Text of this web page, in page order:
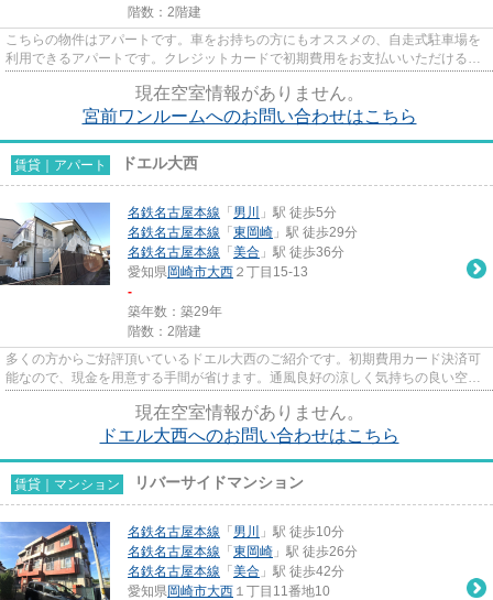
階数：2階建
こちらの物件はアパートです。車をお持ちの方にもオススメの、自走式駐車場を
利用できるアパートです。クレジットカードで初期費用をお支払いいただける物
現在空室情報がありません。
宮前ワンルームへのお問い合わせはこちら
賃貸｜アパート ドエル大西
名鉄名古屋本線 「 男川
」駅 徒歩5分
名鉄名古屋本線 「 東岡崎 」駅 徒歩29分
名鉄名古屋本線 「 美合 」駅 徒歩36分
愛知県岡崎市大西 ２丁目15-13
-
築年数：築29年
階数：2階建
多くの方からご好評頂いているドエル大西のご紹介です。初期費用カード決済可
能なので、現金を用意する手間が省けます。通風良好の涼しく気持ちの良い空間
現在空室情報がありません。
ドエル大西へのお問い合わせはこちら
賃貸｜マンション リバーサイドマンション
名鉄名古屋本線 「 男川
」駅 徒歩10分
名鉄名古屋本線 「 東岡崎 」駅 徒歩26分
名鉄名古屋本線 「 美合 」駅 徒歩42分
愛知県岡崎市大西 １丁目11番地10